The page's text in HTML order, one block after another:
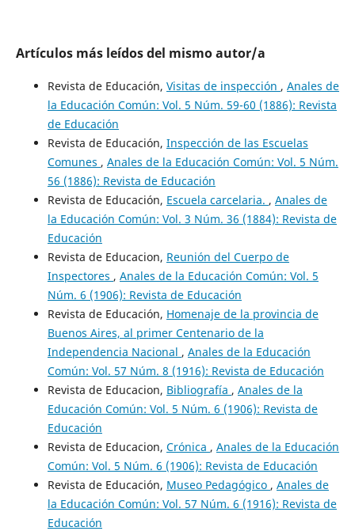
Artículos más leídos del mismo autor/a
Revista de Educación, Visitas de inspección , Anales de
la Educación Común: Vol. 5 Núm. 59-60 (1886): Revista
de Educación
Revista de Educación, Inspección de las Escuelas
Comunes , Anales de la Educación Común: Vol. 5 Núm.
56 (1886): Revista de Educación
Revista de Educación, Escuela carcelaria. , Anales de
la Educación Común: Vol. 3 Núm. 36 (1884): Revista de
Educación
Revista de Educacion, Reunión del Cuerpo de
Inspectores , Anales de la Educación Común: Vol. 5
Núm. 6 (1906): Revista de Educación
Revista de Educación, Homenaje de la provincia de
Buenos Aires, al primer Centenario de la
Independencia Nacional , Anales de la Educación
Común: Vol. 57 Núm. 8 (1916): Revista de Educación
Revista de Educacion, Bibliografía , Anales de la
Educación Común: Vol. 5 Núm. 6 (1906): Revista de
Educación
Revista de Educacion, Crónica , Anales de la Educación
Común: Vol. 5 Núm. 6 (1906): Revista de Educación
Revista de Educación, Museo Pedagógico , Anales de
la Educación Común: Vol. 57 Núm. 6 (1916): Revista de
Educación